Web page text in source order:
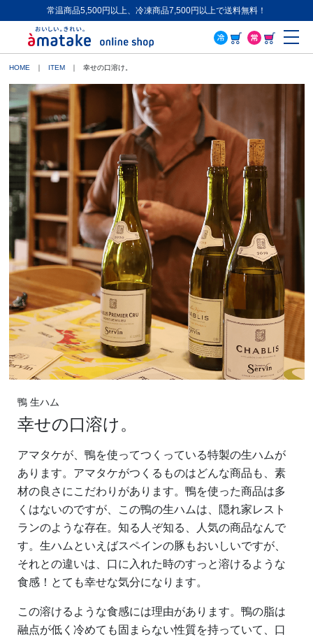
常温商品5,500円以上、冷凍商品7,500円以上で送料無料！
HOME ITEM 幸せの口溶け。
鴨 生ハム
幸せの口溶け。
アマタケが、鴨を使ってつくっている特製の生ハムが
あります。アマタケがつくるものはどんな商品も、素
材の良さにこだわりがあります。鴨を使った商品は多
くはないのですが、この鴨の生ハムは、隠れ家レスト
ランのような存在。知る人ぞ知る、人気の商品なんで
す。生ハムといえばスペインの豚もおいしいですが、
それとの違いは、口に入れた時のすっと溶けるような
食感！とても幸せな気分になります。
この溶けるような食感には理由があります。鴨の脂は
融点が低く冷めても固まらない性質を持っていて、口